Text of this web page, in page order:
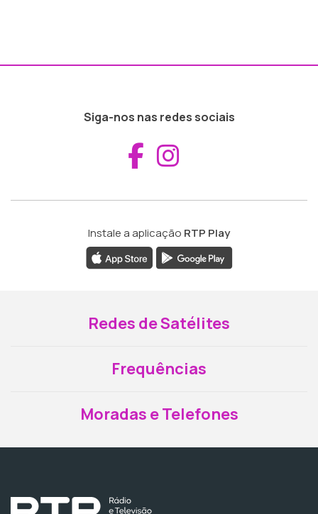
Siga-nos nas redes sociais
Aceder ao
Instale a aplicação RTP Play
Redes de Satélites
Frequências
Moradas e Telefones